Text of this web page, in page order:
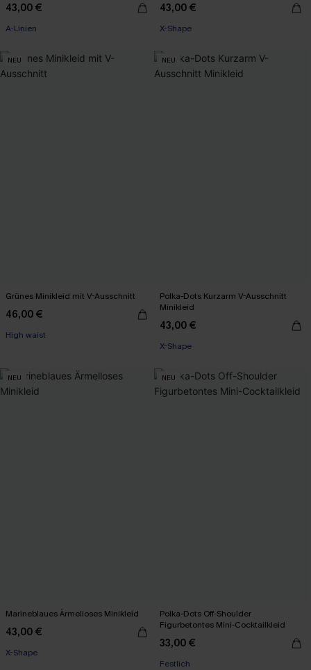
43,00 €
A-Linien
43,00 €
X-Shape
NEU
Grünes Minikleid mit V-Ausschnitt
46,00 €
High waist
NEU
Polka-Dots Kurzarm V-Ausschnitt
Minikleid
43,00 €
X-Shape
NEU
Marineblaues Ärmelloses Minikleid
43,00 €
X-Shape
NEU
Polka-Dots Off-Shoulder
Figurbetontes Mini-Cocktailkleid
33,00 €
Festlich